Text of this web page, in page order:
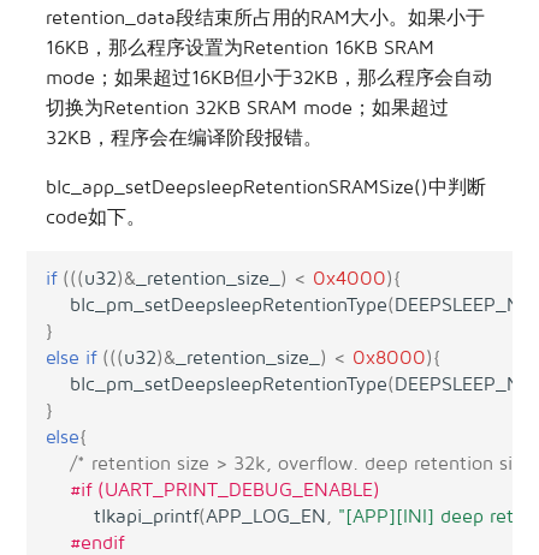
retention_data段结束所占用的RAM大小。如果小于
16KB，那么程序设置为Retention 16KB SRAM
mode；如果超过16KB但小于32KB，那么程序会自动
切换为Retention 32KB SRAM mode；如果超过
32KB，程序会在编译阶段报错。
blc_app_setDeepsleepRetentionSRAMSize()中判断
code如下。
if (((u32)& _retention_size_ ) < 0x4000){
blc_pm_setDeepsleepRetentionType(
}
else if (((u32)& _retention_size_ ) < 0x8000){
blc_pm_setDeepsleepRetentionType(
}
else{
/* retention size > 32k, overflow. deep retention
#if (UART_PRINT_DEBUG_ENABLE)
tlkapi_printf(APP_LOG_EN
"[APP][INI] deep
#endif